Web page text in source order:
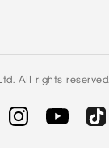
All rights reserved.